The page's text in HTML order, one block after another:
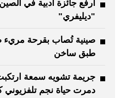
أرفع جائزة أدبية في
"ديليفري"
صينية تُصاب بقرحة مريء
طبق ساخن
جريمة تشويه سمعة
دمرت حياة نجم تلفزيوني